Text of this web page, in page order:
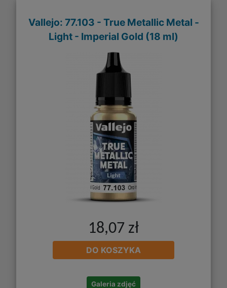
Vallejo: 77.103 - True Metallic Metal -
Light - Imperial Gold (18 ml)
18,07 zł
DO KOSZYKA
Galeria zdjęć